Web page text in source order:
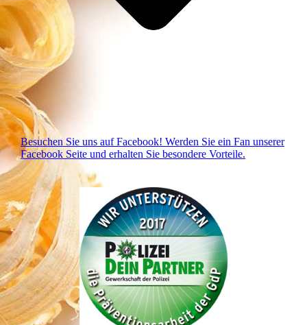
Besuchen Sie uns auf Facebook! Werden Sie ein Fan unserer
Facebook Seite und erhalten Sie besondere Vorteile.